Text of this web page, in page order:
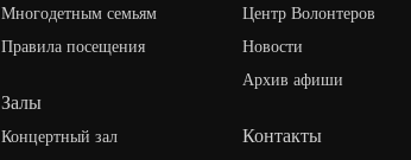
Многодетным семьям
Правила посещения
Залы
Концертный зал
Центр Волонтеров
Новости
Архив афиши
Контакты